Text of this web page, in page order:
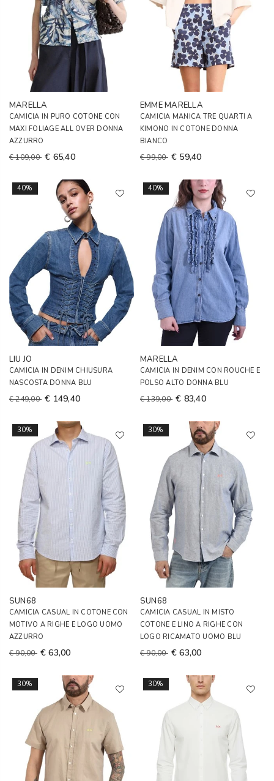
MARELLA
CAMICIA IN PURO COTONE CON
MAXI FOLIAGE ALL OVER DONNA
AZZURRO
€ 109,00 € 65,40
EMME MARELLA
CAMICIA MANICA TRE QUARTI A
KIMONO IN COTONE DONNA
BIANCO
€ 99,00 € 59,40
40%
LIU JO
CAMICIA IN DENIM CHIUSURA
NASCOSTA DONNA BLU
€ 249,00 € 149,40
40%
MARELLA
CAMICIA IN DENIM CON ROUCHE E
POLSO ALTO DONNA BLU
€ 139,00 € 83,40
30%
SUN68
CAMICIA CASUAL IN COTONE CON
MOTIVO A RIGHE E LOGO UOMO
AZZURRO
€ 90,00 € 63,00
30%
SUN68
CAMICIA CASUAL IN MISTO
COTONE E LINO A RIGHE CON
LOGO RICAMATO UOMO BLU
€ 90,00 € 63,00
30% 30%